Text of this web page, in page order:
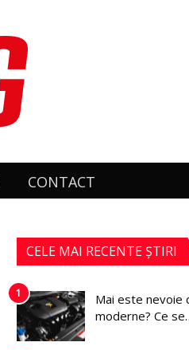
CONTACT
CELE MAI RECENTE ȘTIRI
1
Mai este nevoie
moderne? Ce